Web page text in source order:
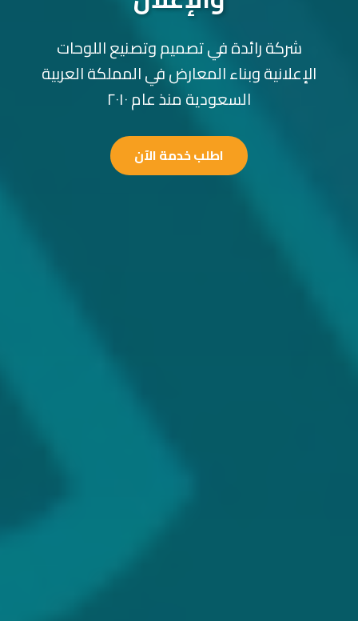
شركة رائدة في تصميم وتصنيع اللوحات
الإعلانية وبناء المعارض في المملكة العربية
السعودية منذ عام ٢٠١٠
اطلب خدمة الآن